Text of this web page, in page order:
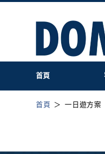
首頁
首頁 一日遊方案